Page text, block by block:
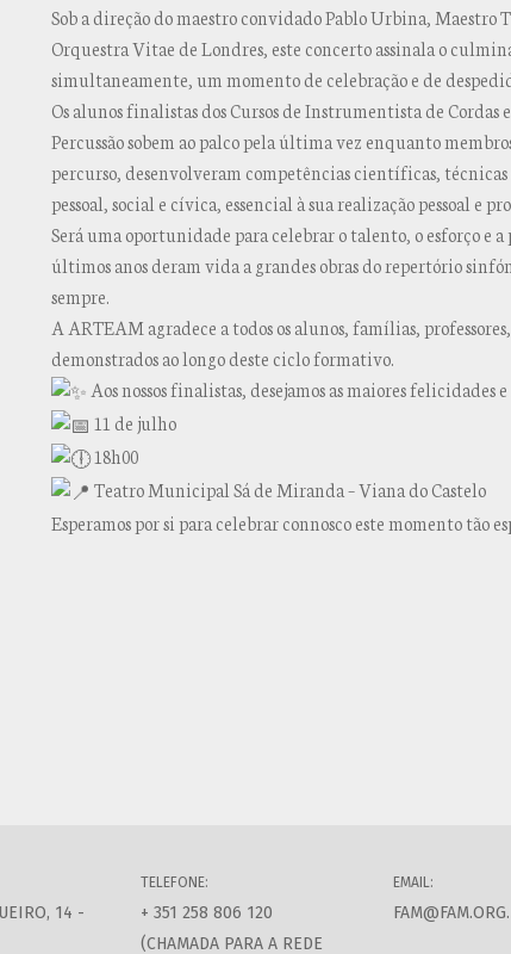
Sob a direção do maestro convidado Pablo Urbina,
Orquestra Vitae de Londres, este concerto assinala o
simultaneamente, um momento de celebração e de
Os alunos finalistas dos Cursos de Instrumentista de Cordas
Percussão sobem ao palco pela última vez enquanto
percurso, desenvolveram competências científicas,
pessoal, social e cívica, essencial à sua realização pessoal e
Será uma oportunidade para celebrar o talento, o esforço e a
últimos anos deram vida a grandes obras do repertório
sempre.
A ARTEAM agradece a todos os alunos, famílias,
demonstrados ao longo deste ciclo formativo.
Aos nossos finalistas, desejamos as maiores
11 de julho
18h00
Teatro Municipal Sá de Miranda – Viana do Castelo
Esperamos por si para celebrar connosco este momento tão
14 -
TELEFONE:
+ 351 258 806 120
(CHAMADA PARA A REDE
EMAIL: